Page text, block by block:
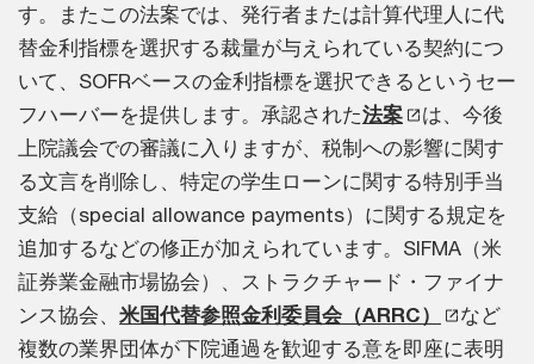
す。またこの法案では、発行者または計算代理人に代
替金利指標を選択する裁量が与えられている契約につ
いて、SOFRベースの金利指標を選択できるというセー
フハーバーを提供します。承認された法案
は、今後
上院議会での審議に入りますが、税制への影響に関す
る文言を削除し、特定の学生ローンに関する特別手当
支給（special allowance payments）に関する規定を
追加するなどの修正が加えられています。SIFMA（米
証券業金融市場協会）、ストラクチャード・ファイナ
ンス協会、 米国代替参照金利委員会（ARRC）
など
複数の業界団体が下院通過を歓迎する意を即座に表明